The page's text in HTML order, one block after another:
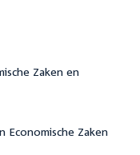
Zaken en
Economische Zaken